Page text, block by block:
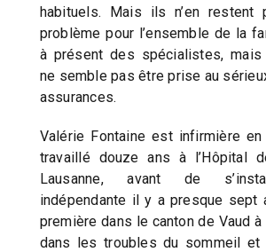
habituels. Mais ils n’en restent
problème pour l’ensemble de la
à présent des spécialistes, mais
ne semble pas être prise au
assurances.
Valérie Fontaine est infirmière
travaillé douze ans à l’Hôpital
Lausanne, avant de
indépendante il y a presque sept
première dans le canton de Vaud
dans les troubles du sommeil